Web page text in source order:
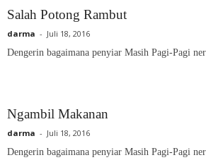
Salah Potong Rambut
darma - Juli 18, 2016
Dengerin bagaimana penyiar Masih Pagi-Pagi
Ngambil Makanan
darma - Juli 18, 2016
Dengerin bagaimana penyiar Masih Pagi-Pagi